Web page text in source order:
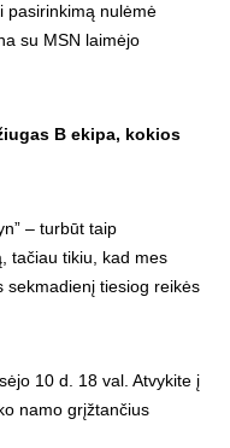
pasirinkimą nulėmė
su MSN laimėjo
B ekipa, kokios
– turbūt taip
tačiau tikiu, kad mes
sekmadienį tiesiog reikės
10 d. 18 val. Atvykite į
namo grįžtančius